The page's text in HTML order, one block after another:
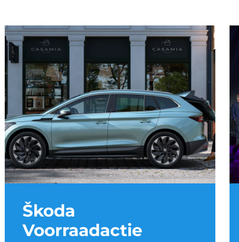
Škoda
Voorraadactie